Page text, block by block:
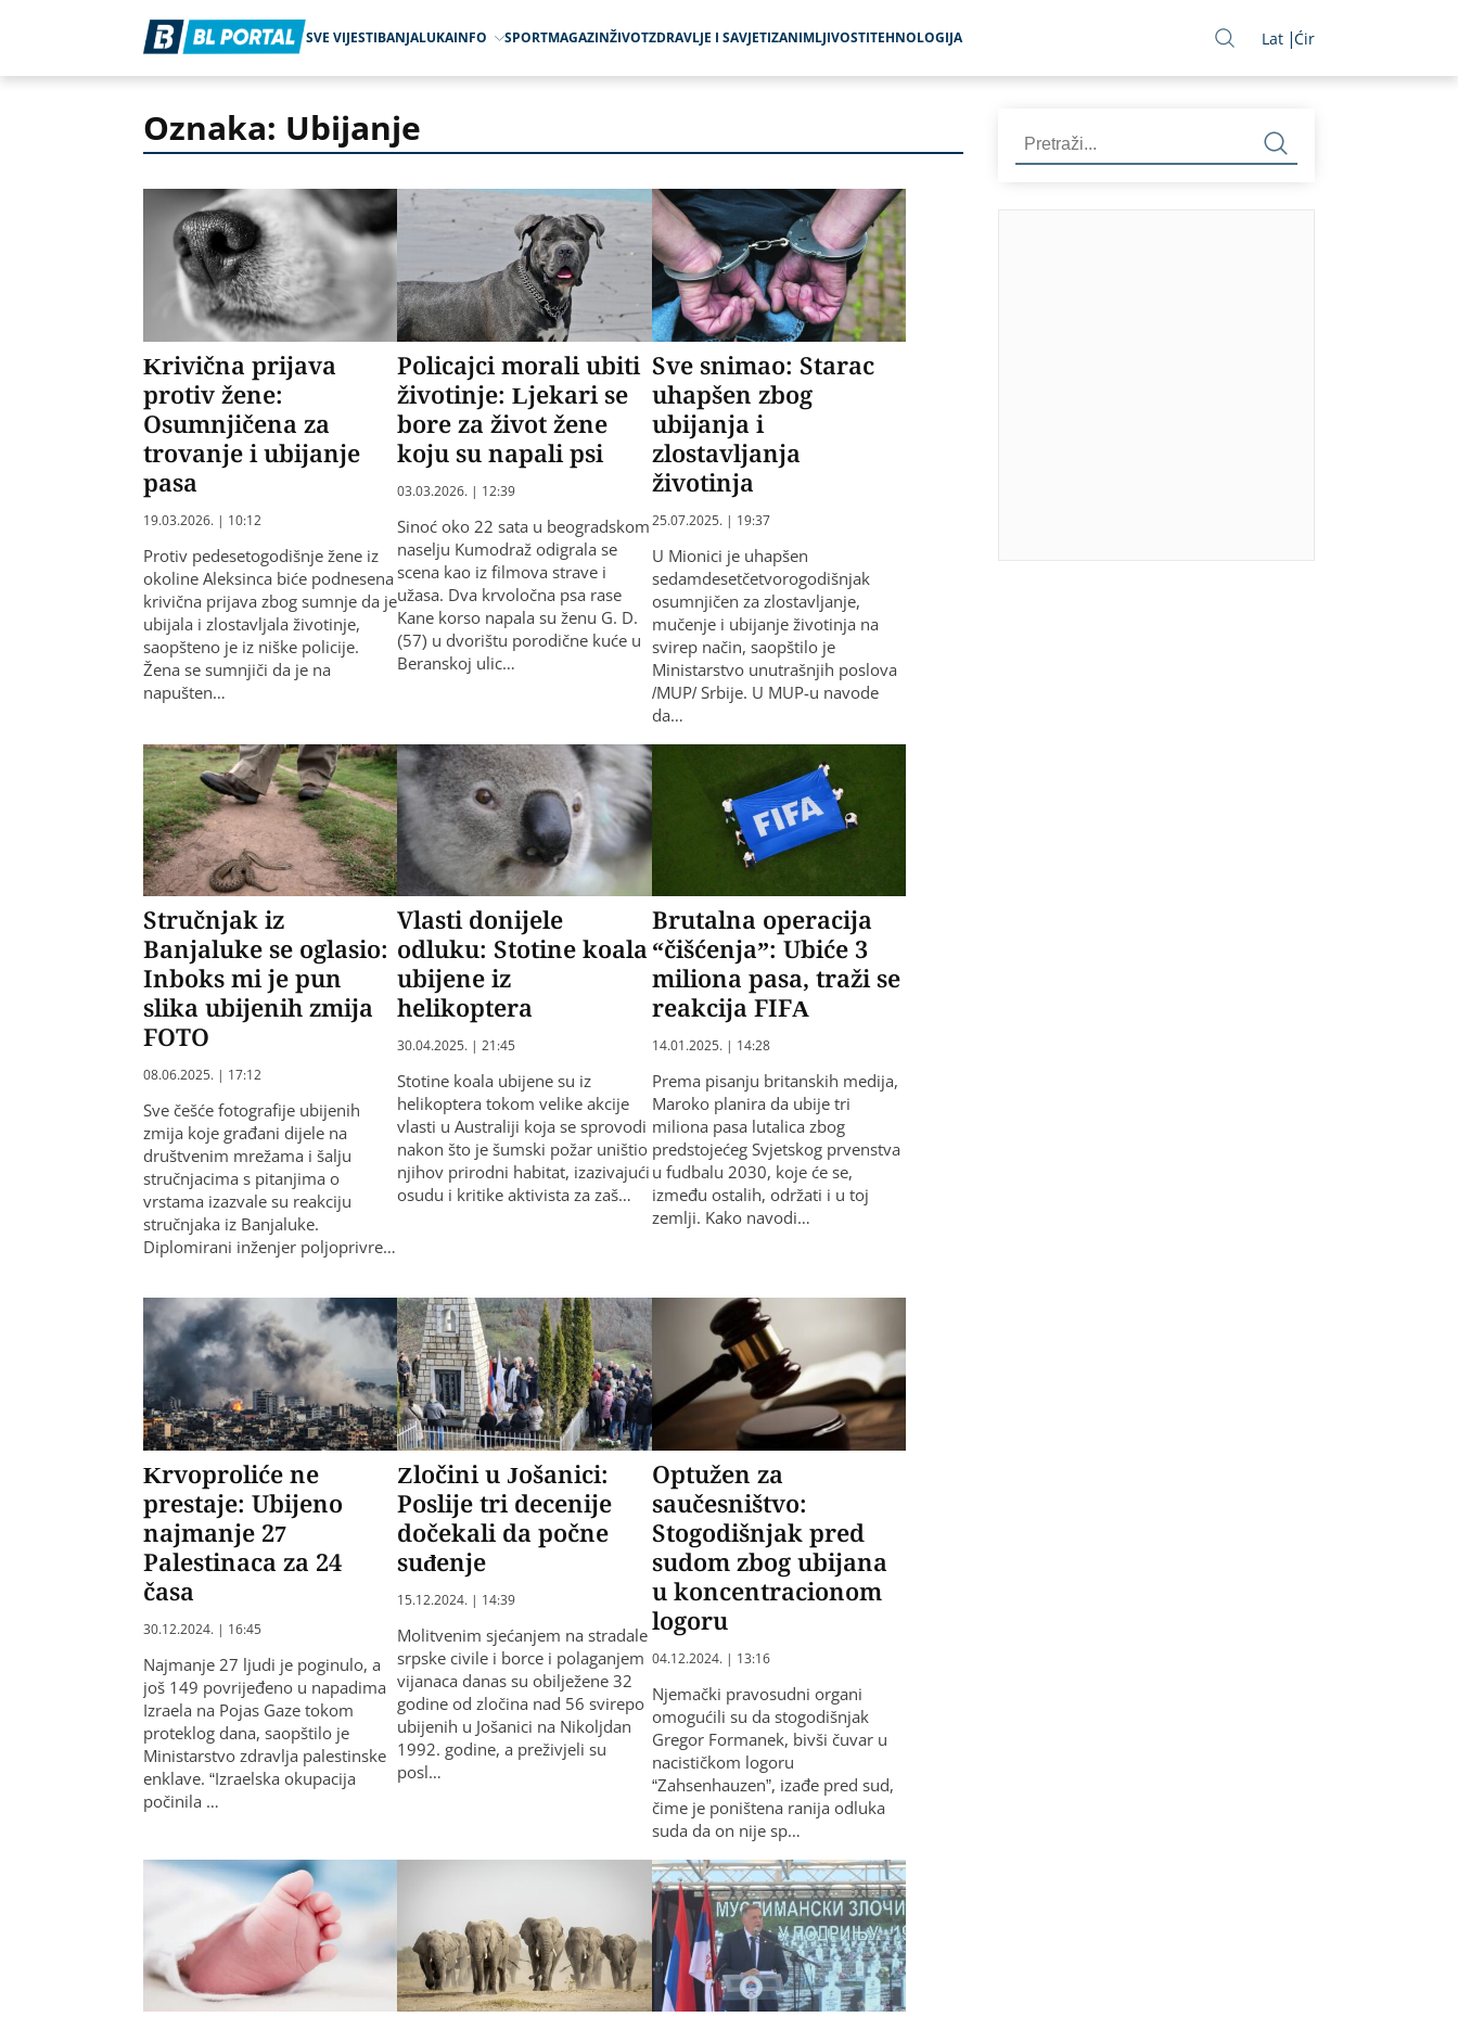
SVE VIJESTIBANJALUKAINFO SPORTMAGAZINŽIVOTZDRAVLJE I SAVJETIZANIMLJIVOSTITEHNOLOGIJA Lat Ćir
Oznaka: Ubijanje
Krivična prijava
protiv žene:
Osumnjičena za
trovanje i ubijanje
pasa
19.03.2026. | 10:12
Protiv pedesetogodišnje žene iz
okoline Aleksinca biće podnesena
krivična prijava zbog sumnje da je
ubijala i zlostavljala životinje,
saopšteno je iz niške policije.
Žena se sumnjiči da je na
napušten…
Policajci morali ubiti
životinje: Ljekari se
bore za život žene
koju su napali psi
03.03.2026. | 12:39
Sinoć oko 22 sata u beogradskom
naselju Kumodraž odigrala se
scena kao iz filmova strave i
užasa. Dva krvoločna psa rase
Kane korso napala su ženu G. D.
(57) u dvorištu porodične kuće u
Beranskoj ulic…
Sve snimao: Starac
uhapšen zbog
ubijanja i
zlostavljanja
životinja
25.07.2025. | 19:37
U Mionici je uhapšen
sedamdesetčetvorogodišnjak
osumnjičen za zlostavljanje,
mučenje i ubijanje životinja na
svirep način, saopštilo je
Ministarstvo unutrašnjih poslova
/MUP/ Srbije. U MUP-u navode
da…
Stručnjak iz
Banjaluke se oglasio:
Inboks mi je pun
slika ubijenih zmija
FOTO
08.06.2025. | 17:12
Sve češće fotografije ubijenih
zmija koje građani dijele na
društvenim mrežama i šalju
stručnjacima s pitanjima o
vrstama izazvale su reakciju
stručnjaka iz Banjaluke.
Diplomirani inženjer poljoprivre…
Vlasti donijele
odluku: Stotine koala
ubijene iz
helikoptera
30.04.2025. | 21:45
Stotine koala ubijene su iz
helikoptera tokom velike akcije
vlasti u Australiji koja se sprovodi
nakon što je šumski požar uništio
njihov prirodni habitat, izazivajući
osudu i kritike aktivista za zaš…
Brutalna operacija
“čišćenja”: Ubiće 3
miliona pasa, traži se
reakcija FIFA
14.01.2025. | 14:28
Prema pisanju britanskih medija,
Maroko planira da ubije tri
miliona pasa lutalica zbog
predstojećeg Svjetskog prvenstva
u fudbalu 2030, koje će se,
između ostalih, održati i u toj
zemlji. Kako navodi…
Krvoproliće ne
prestaje: Ubijeno
najmanje 27
Palestinaca za 24
časa
30.12.2024. | 16:45
Najmanje 27 ljudi je poginulo, a
još 149 povrijeđeno u napadima
Izraela na Pojas Gaze tokom
proteklog dana, saopštilo je
Ministarstvo zdravlja palestinske
enklave. “Izraelska okupacija
počinila …
Zločini u Jošanici:
Poslije tri decenije
dočekali da počne
suđenje
15.12.2024. | 14:39
Molitvenim sjećanjem na stradale
srpske civile i borce i polaganjem
vijanaca danas su obilježene 32
godine od zločina nad 56 svirepo
ubijenih u Jošanici na Nikoljdan
1992. godine, a preživjeli su
posl…
Optužen za
saučesništvo:
Stogodišnjak pred
sudom zbog ubijana
u koncentracionom
logoru
04.12.2024. | 13:16
Njemački pravosudni organi
omogućili su da stogodišnjak
Gregor Formanek, bivši čuvar u
nacističkom logoru
“Zahsenhauzen”, izađe pred sud,
čime je poništena ranija odluka
suda da on nije sp…